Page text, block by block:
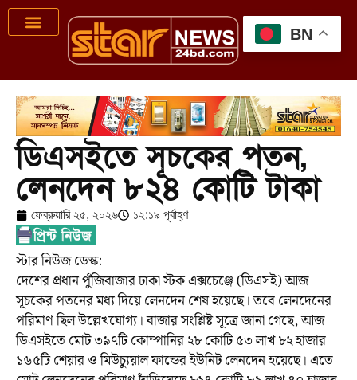
ডিএসইতে সূচকের পতন,
লেনদেন ৮২৪ কোটি টাকা
ফেব্রুয়ারি ২৫, ২০২৬ ১২:১৯ পূর্বাহ্ণ
স্টার নিউজ ডেস্ক:
দেশের প্রধান পুঁজিবাজার ঢাকা স্টক এক্সচেঞ্জে (ডিএসই) আজ
সূচকের পতনের মধ্য দিয়ে লেনদেন শেষ হয়েছে। তবে লেনদেনের
পরিমাণ ছিল উল্লেখযোগ্য। বাজার সংশ্লিষ্ট সূত্রে জানা গেছে, আজ
ডিএসইতে মোট ৩৯৭টি কোম্পানির ২৮ কোটি ৫৩ লাখ ৮২ হাজার
১৬৫টি শেয়ার ও মিউচ্যুয়াল ফান্ডের ইউনিট লেনদেন হয়েছে। এতে
BN